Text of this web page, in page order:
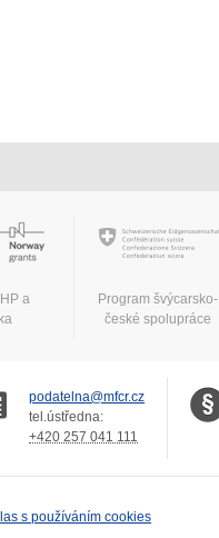
a
Program švýcarsko-
české spolupráce
podatelna@mfcr.cz
tel.ústředna:
+420 257 041 111
s používáním cookies